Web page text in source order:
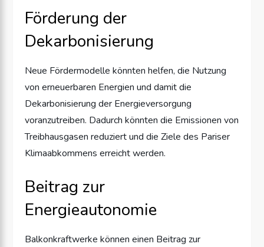
Förderung der
Dekarbonisierung
Neue Fördermodelle könnten helfen, die Nutzung
von erneuerbaren Energien und damit die
Dekarbonisierung der Energieversorgung
voranzutreiben. Dadurch könnten die Emissionen von
Treibhausgasen reduziert und die Ziele des Pariser
Klimaabkommens erreicht werden.
Beitrag zur
Energieautonomie
Balkonkraftwerke können einen Beitrag zur